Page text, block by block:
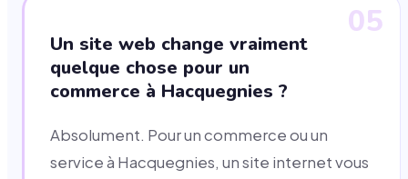
05
Un site web change vraiment
quelque chose pour un
commerce à Hacquegnies ?
Absolument. Pour un commerce ou un
service à Hacquegnies, un site internet vous